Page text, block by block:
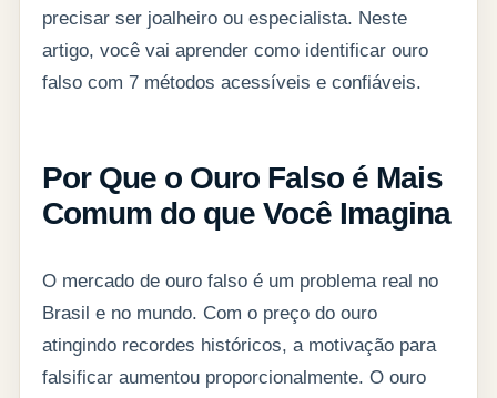
precisar ser joalheiro ou especialista. Neste
artigo, você vai aprender como identificar ouro
falso com 7 métodos acessíveis e confiáveis.
Por Que o Ouro Falso é Mais
Comum do que Você Imagina
O mercado de ouro falso é um problema real no
Brasil e no mundo. Com o preço do ouro
atingindo recordes históricos, a motivação para
falsificar aumentou proporcionalmente. O ouro